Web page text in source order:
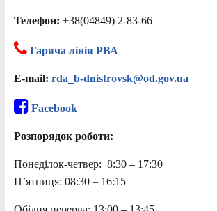
Телефон: +38(04849) 2-83-66
Гаряча лінія РВА
E-mail: rda_b-dnistrovsk@od.gov.ua
Facebook
Розпорядок роботи:
Понеділок-четвер: 8:30 – 17:30
П’ятниця: 08:30 – 16:15